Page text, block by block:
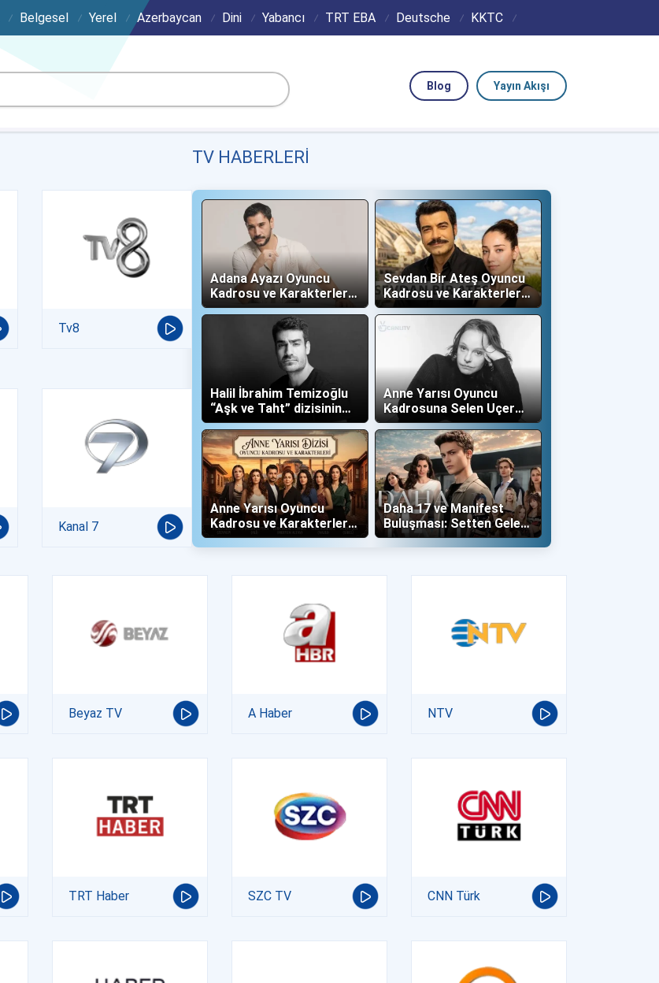
Belgesel Yerel Azerbaycan Dini Yabancı TRT EBA Deutsche KKTC
Yayın Akışı
Blog
Tv8
Kanal 7
TV HABERLERI
Adana Ayazı Oyuncu
Kadrosu ve Karakterleri
(Now TV)
Sevdan Bir Ateş Oyuncu
Kadrosu ve Karakterleri
(Show TV)
Halil İbrahim Temizoğlu
“Aşk ve Taht” dizisinin
Yalboğan'ı Oldu
Anne Yarısı Oyuncu
Kadrosuna Selen Uçer
"Altın" Karakteri İle Dahil
Oldu!
Anne Yarısı Oyuncu
Kadrosu ve Karakterleri
(Now TV)
Daha 17 ve Manifest
Buluşması: Setten Gelen
İlk Kareler Büyüledi!
Beyaz TV A Haber NTV
TRT Haber SZC TV CNN Türk